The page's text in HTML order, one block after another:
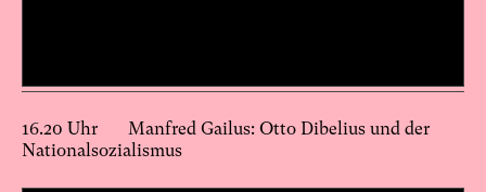
16.20 Uhr Manfred Gailus: Otto Dibelius und der
Nationalsozialismus